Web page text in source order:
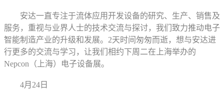
安达一直专注于流体应用开发设备的研究、生产、销售及
服务，重视与业界人士的技术交流与探讨，我们致力推动电子
智能制造产业的升级和发展。2天时间匆匆而逝，想与安达进
行更多的交流与学习，让我们相约下周二在上海举办的
Nepcon（上海）电子设备展。
4月24日